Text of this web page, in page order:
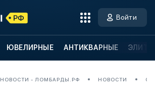
Войти
ЮВЕЛИРНЫЕ АНТИКВАРНЫЕ
НОВОСТИ - ЛОМБАРДЫ.РФ НОВОСТИ